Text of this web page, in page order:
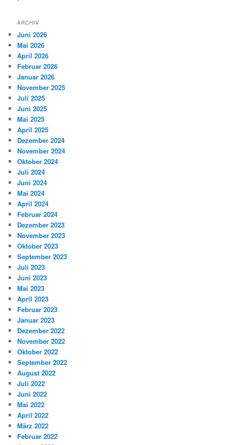
ARCHIV
Juni 2026
Mai 2026
April 2026
Februar 2026
Januar 2026
November 2025
Juli 2025
Juni 2025
Mai 2025
April 2025
Dezember 2024
November 2024
Oktober 2024
Juli 2024
Juni 2024
Mai 2024
April 2024
Februar 2024
Dezember 2023
November 2023
Oktober 2023
September 2023
Juli 2023
Juni 2023
Mai 2023
April 2023
Februar 2023
Januar 2023
Dezember 2022
November 2022
Oktober 2022
September 2022
August 2022
Juli 2022
Juni 2022
Mai 2022
April 2022
März 2022
Februar 2022